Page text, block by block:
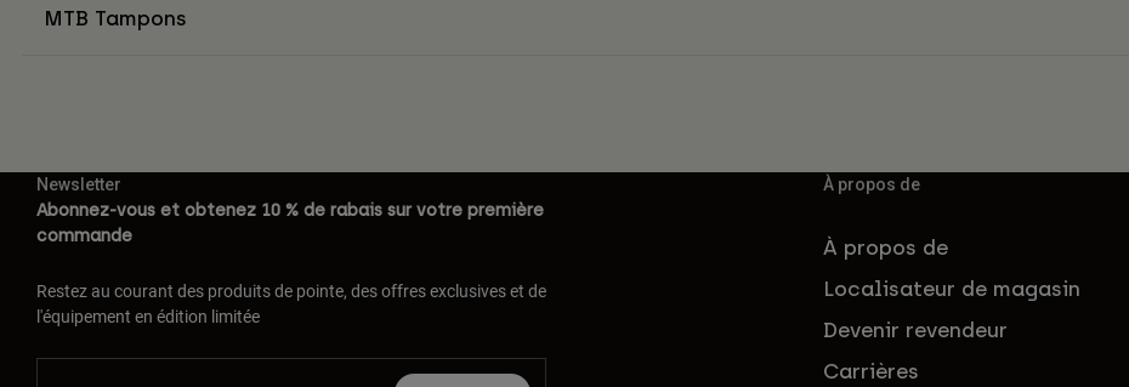
MTB Tampons
Newsletter
Abonnez-vous et obtenez 10 % de rabais sur votre première
commande
Restez au courant des produits de pointe, des offres exclusives et de
l'équipement en édition limitée
À propos de
À propos de
Localisateur de magasin
Devenir revendeur
Carrières